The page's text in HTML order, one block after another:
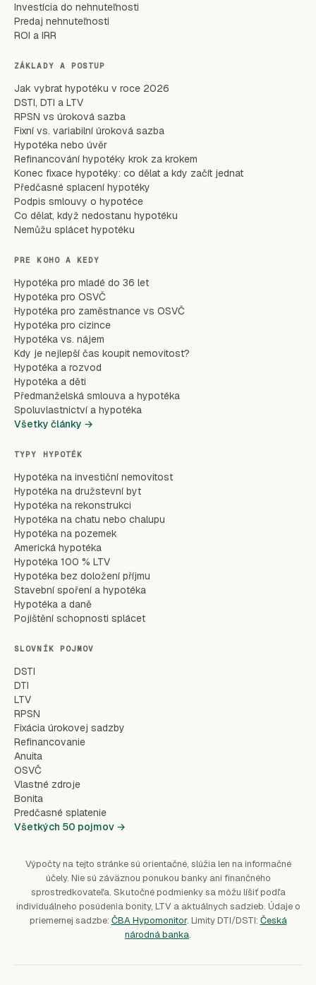
Investícia do nehnuteľnosti
Predaj nehnuteľnosti
ROI a IRR
ZÁKLADY A POSTUP
Jak vybrat hypotéku v roce 2026
DSTI, DTI a LTV
RPSN vs úroková sazba
Fixní vs. variabilní úroková sazba
Hypotéka nebo úvěr
Refinancování hypotéky krok za krokem
Konec fixace hypotéky: co dělat a kdy začít jednat
Předčasné splacení hypotéky
Podpis smlouvy o hypotéce
Co dělat, když nedostanu hypotéku
Nemůžu splácet hypotéku
PRE KOHO A KEDY
Hypotéka pro mladé do 36 let
Hypotéka pro OSVČ
Hypotéka pro zaměstnance vs OSVČ
Hypotéka pro cizince
Hypotéka vs. nájem
Kdy je nejlepší čas koupit nemovitost?
Hypotéka a rozvod
Hypotéka a děti
Předmanželská smlouva a hypotéka
Spoluvlastnictví a hypotéka
Všetky články →
TYPY HYPOTÉK
Hypotéka na investiční nemovitost
Hypotéka na družstevní byt
Hypotéka na rekonstrukci
Hypotéka na chatu nebo chalupu
Hypotéka na pozemek
Americká hypotéka
Hypotéka 100 % LTV
Hypotéka bez doložení příjmu
Stavební spoření a hypotéka
Hypotéka a daně
Pojištění schopnosti splácet
SLOVNÍK POJMOV
DSTI
DTI
LTV
RPSN
Fixácia úrokovej sadzby
Refinancovanie
Anuita
OSVČ
Vlastné zdroje
Bonita
Predčasné splatenie
Všetkých 50 pojmov →
Výpočty na tejto stránke sú orientačné, slúžia len na informačné
účely. Nie sú záväznou ponukou banky ani finančného
sprostredkovateľa. Skutočné podmienky sa môžu líšiť podľa
individuálneho posúdenia bonity, LTV a aktuálnych sadzieb. Údaje o
priemernej sadzbe: ČBA Hypomonitor. Limity DTI/DSTI: Česká
národná banka.